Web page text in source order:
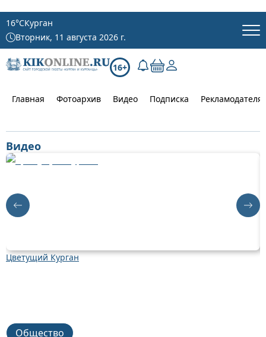
16°CКурган
Вторник, 11 августа 2026 г.
16+
Главная Фотоархив Видео Подписка
Видео
Цветущий Курган
Общество